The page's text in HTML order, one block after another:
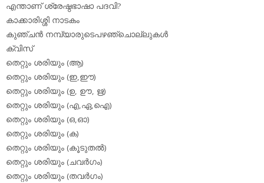
എന്താണ് ശ്രേഷ്ഠഭാഷാ പദവി?
കാക്കാരിശ്ശി നാടകം
കുഞ്ചന്‍ നമ്പ്യാരുടെപഴഞ്ചൊല്ലുകള്‍
ക്വിസ്
തെറ്റും ശരിയും (ആ)
തെറ്റും ശരിയും (ഇ,ഈ)
തെറ്റും ശരിയും (ഉ, ഊ, ഋ)
തെറ്റും ശരിയും (എ,ഏ,ഐ)
തെറ്റും ശരിയും (ഒ,ഓ)
തെറ്റും ശരിയും (ക)
തെറ്റും ശരിയും (കൂടുതല്‍)
തെറ്റും ശരിയും (ചവര്‍ഗം)
തെറ്റും ശരിയും (തവര്‍ഗം)